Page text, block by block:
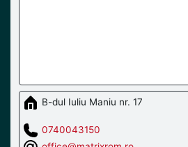
B-dul Iuliu Maniu nr. 17
0740043150